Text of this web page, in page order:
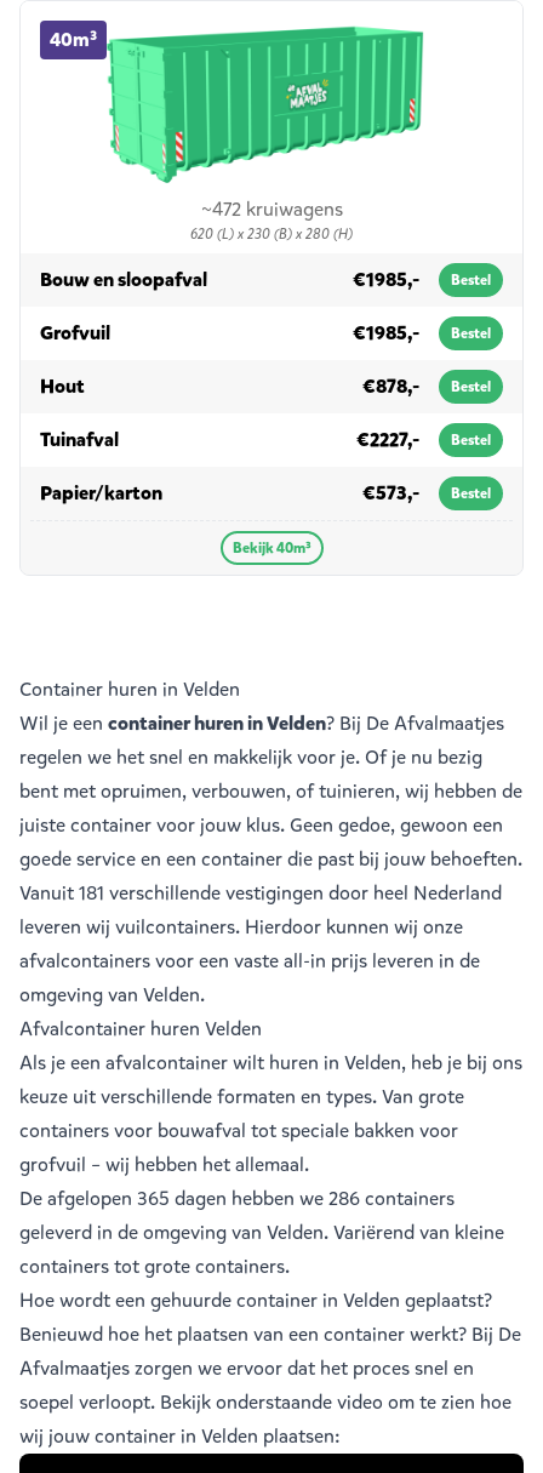
~472 kruiwagens
620 (L) x 230 (B) x 280 (H)
40m³
40m³ container huren
Bouw en sloopafvalin 40m³ €1985,- Bestel
Grofvuilin 40m³ €1985,- Bestel
Houtin 40m³ €878,- Bestel
Tuinafvalin 40m³ €2227,- Bestel
Papier/kartonin 40m³ €573,- Bestel
Bekijk 40m³
Container huren in Velden
Wil je een container huren in Velden? Bij De Afvalmaatjes
regelen we het snel en makkelijk voor je. Of je nu bezig
bent met opruimen, verbouwen, of tuinieren, wij hebben de
juiste container voor jouw klus. Geen gedoe, gewoon een
goede service en een container die past bij jouw behoeften.
Vanuit181 verschillende vestigingen door heel Nederland
leveren wij vuilcontainers. Hierdoor kunnen wij onze
afvalcontainers voor een vaste all-in prijs leveren in de
omgeving van Velden.
Afvalcontainer huren Velden
Als je een afvalcontainerwilt huren in Velden, heb je bij ons
keuze uit verschillende formaten en types. Van grote
containers voor bouwafval tot speciale bakken voor
grofvuil – wij hebben het allemaal.
De afgelopen 365 dagen hebben we 286 containers
geleverd in de omgeving van Velden. Variërend van kleine
containerstotgrote containers.
Hoe wordt een gehuurde container in Velden geplaatst?
Benieuwd hoe het plaatsen van een container werkt? Bij De
Afvalmaatjes zorgen we ervoor dat het proces snel en
soepel verloopt. Bekijk onderstaande video om te zien hoe
wij jouw container in Velden plaatsen: